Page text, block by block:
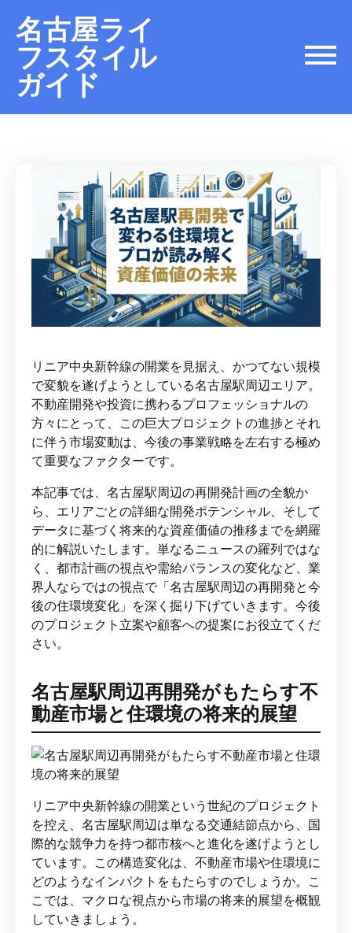
名古屋ライ
フスタイル
ガイド
リニア中央新幹線の開業を見据え、かつてない規模
で変貌を遂げようとしている名古屋駅周辺エリア。
不動産開発や投資に携わるプロフェッショナルの
方々にとって、この巨大プロジェクトの進捗とそれ
に伴う市場変動は、今後の事業戦略を左右する極め
て重要なファクターです。
本記事では、名古屋駅周辺の再開発計画の全貌か
ら、エリアごとの詳細な開発ポテンシャル、そして
データに基づく将来的な資産価値の推移までを網羅
的に解説いたします。単なるニュースの羅列ではな
く、都市計画の視点や需給バランスの変化など、業
界人ならではの視点で「名古屋駅周辺の再開発と今
後の住環境変化」を深く掘り下げていきます。今後
のプロジェクト立案や顧客への提案にお役立てくだ
さい。
名古屋駅周辺再開発がもたらす不
動産市場と住環境の将来的展望
リニア中央新幹線の開業という世紀のプロジェクト
を控え、名古屋駅周辺は単なる交通結節点から、国
際的な競争力を持つ都市核へと進化を遂げようとし
ています。この構造変化は、不動産市場や住環境に
どのようなインパクトをもたらすのでしょうか。こ
こでは、マクロな視点から市場の将来的展望を概観
していきましょう。